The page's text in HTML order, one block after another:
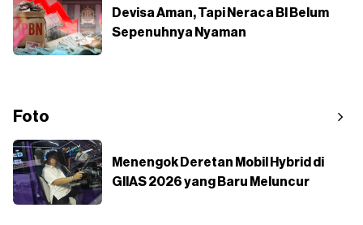
Devisa Aman, Tapi Neraca BI Belum
Sepenuhnya Nyaman
Foto
Menengok Deretan Mobil Hybrid di
GIIAS 2026 yang Baru Meluncur